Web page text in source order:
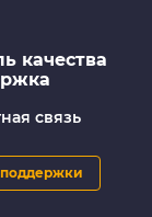
качества
связь
Служба поддержки